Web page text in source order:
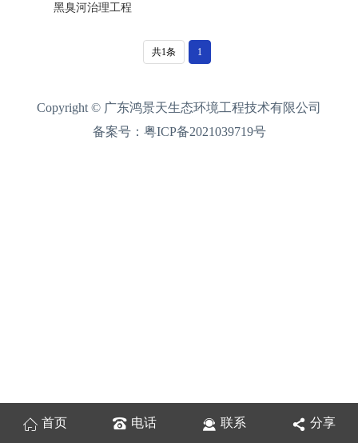
黑臭河治理工程
共1条 1
Copyright © 广东鸿景天生态环境工程技术有限公司
备案号： 粤ICP备2021039719号
首页 电话 联系 分享